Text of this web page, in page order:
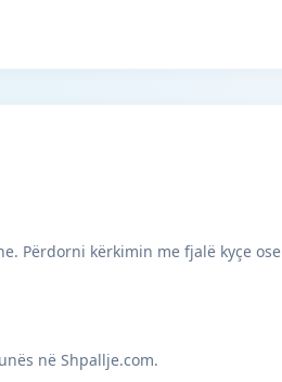
Përdorni kërkimin me fjalë kyçe ose
në Shpallje.com.